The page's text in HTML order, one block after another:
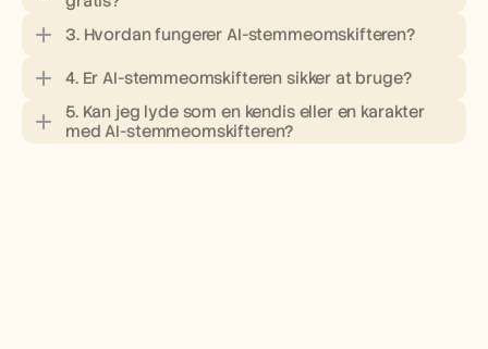
3. Hvordan fungerer AI-stemmeomskifteren?
4. Er AI-stemmeomskifteren sikker at bruge?
5. Kan jeg lyde som en kendis eller en karakter
med AI-stemmeomskifteren?